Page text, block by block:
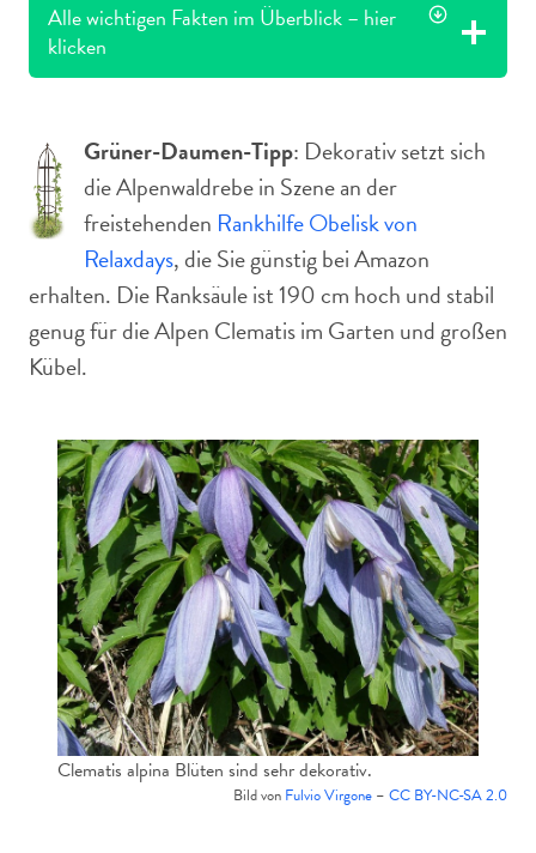
Alle wichtigen Fakten im Überblick – hier
klicken
Grüner-Daumen-Tipp: Dekorativ setzt sich
die Alpenwaldrebe in Szene an der
freistehenden Rankhilfe Obelisk von
Relaxdays, die Sie günstig bei Amazon
erhalten. Die Ranksäule ist 190 cm hoch und stabil
genug für die Alpen Clematis im Garten und großen
Kübel.
Clematis alpina Blüten sind sehr dekorativ.
Bild von Fulvio Virgone – CC BY-NC-SA 2.0